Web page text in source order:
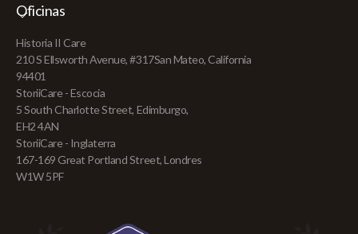
Oficinas
Historia II Care
210 S Ellsworth Avenue, #317San Mateo, California
94401
StoriiCare - Escocia
5 South Charlotte Street, Edimburgo,
EH2 4AN
StoriiCare - Inglaterra
167-169 Great Portland Street, Londres
W1W 5PF